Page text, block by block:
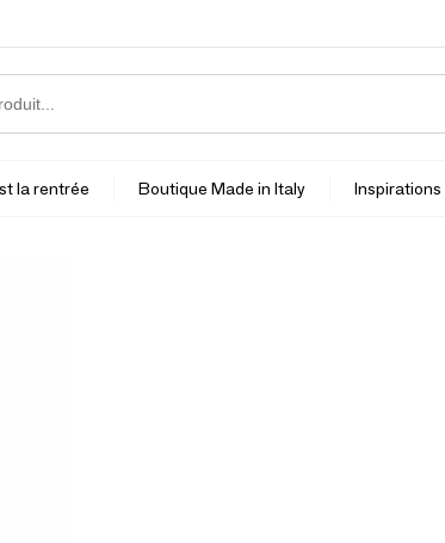
la rentrée Boutique Made in Italy Inspirations